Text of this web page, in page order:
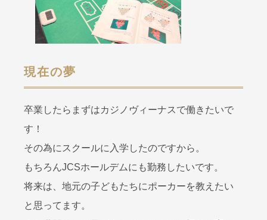
現在の夢
卒業したらまずはカジノヴィーナスで働きたいで
す！
その為にスクールに入学したのですから。
もちろんJCSホールデムにも勤務したいです。
将来は、地元の子どもたちにポーカーを教えたい
と思ってます。